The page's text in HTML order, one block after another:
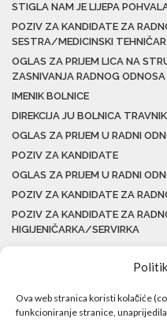
Ova web stranica koristi kolačiće
funkcioniranje stranice,
STIGLA NAM JE LIJEPA
POZIV ZA KANDIDATE ZA
SESTRA/MEDICINSKI TEHNIČAR
OGLAS ZA PRIJEM LICA NA
ZASNIVANJA RADNOG ODNOSA
IMENIK BOLNICE
DIREKCIJA JU BOLNICA TRAVNIK
OGLAS ZA PRIJEM U RADNI
POZIV ZA KANDIDATE
OGLAS ZA PRIJEM U RADNI
POZIV ZA KANDIDATE ZA
POZIV ZA KANDIDATE ZA
HIGIJENIČARKA/SERVIRKA